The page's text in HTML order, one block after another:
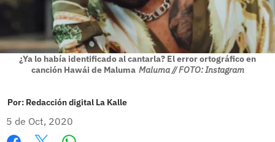
¿Ya lo había identificado al cantarla? El error ortográfico en
canción Hawái de Maluma Maluma // FOTO: Instagram
Por: Redacción digital La Kalle
5 de Oct, 2020